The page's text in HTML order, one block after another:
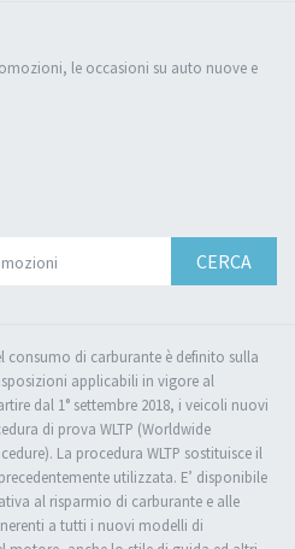
le occasioni su auto nuove e
CERCA
consumo di carburante è definito sulla
applicabili in vigore al
dal 1° settembre 2018, i veicoli nuovi
di prova WLTP (Worldwide
La procedura WLTP sostituisce il
utilizzata. E’ disponibile
al risparmio di carburante e alle
a tutti i nuovi modelli di